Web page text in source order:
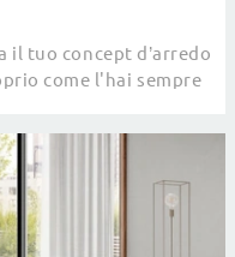
il tuo concept d’arredo
come l'hai sempre